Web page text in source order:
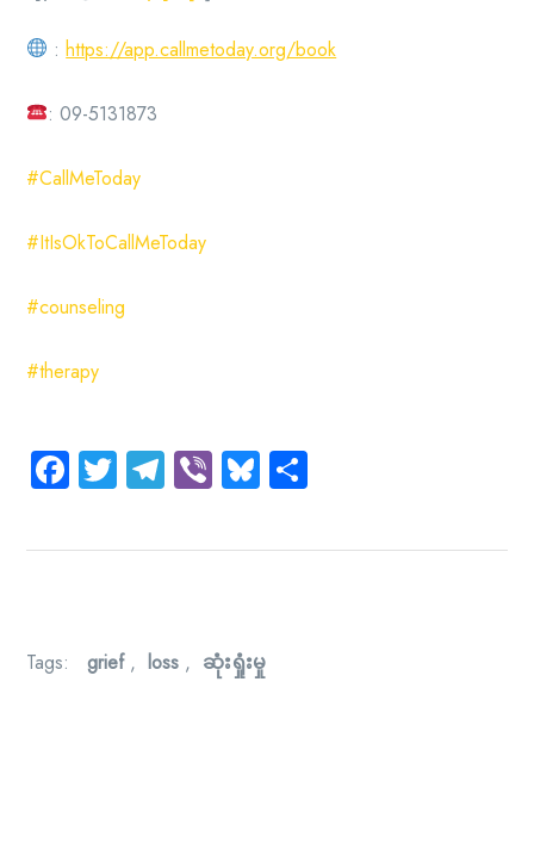
:https://app.callmetoday.org/book
: 09-5131873
#CallMeToday
#ItIsOkToCallMeToday
#counseling
#therapy
Facebook
TwitterTelegram
ViberBluesky
Tags: grief, loss , ဆုံးရှုံးမှု